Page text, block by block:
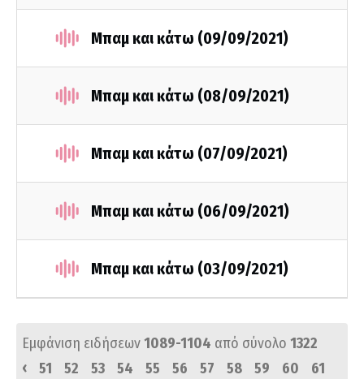
Μπαμ και κάτω (09/09/2021)
Μπαμ και κάτω (08/09/2021)
Μπαμ και κάτω (07/09/2021)
Μπαμ και κάτω (06/09/2021)
Μπαμ και κάτω (03/09/2021)
Εμφάνιση ειδήσεων1089-1104 από σύνολο 1322
‹
51 52 53 54 55 56 57 58 59 60
61